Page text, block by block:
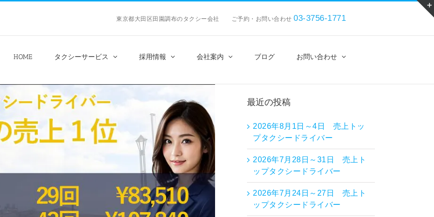
東京都大田区田園調布のタクシー会社 ご予約・お問い合わせ 03-3756-1771
HOME タクシーサービス 採用情報 会社案内 ブログ お問い合わせ
最近の投稿
2026年8月1日～4日 売上トッ
プタクシードライバー
2026年7月28日～31日 売上ト
ップタクシードライバー
2026年7月24日～27日 売上ト
ップタクシードライバー